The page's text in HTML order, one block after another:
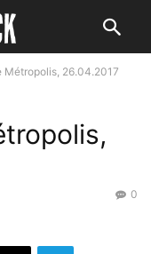
Métropolis, 26.04.2017
0